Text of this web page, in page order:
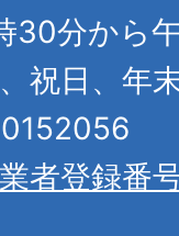
30分から
祝日、年
者登録番